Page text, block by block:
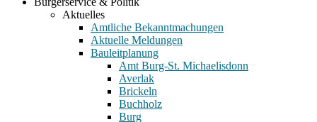
Aktuelles
Amtliche Bekanntmachungen
Aktuelle Meldungen
Bauleitplanung
Amt Burg-St. Michaelisdonn
Averlak
Brickeln
Buchholz
Burg